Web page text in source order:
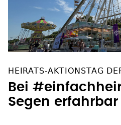
HEIRATS-AKTIONSTAG
Bei
Segen erfahrbar